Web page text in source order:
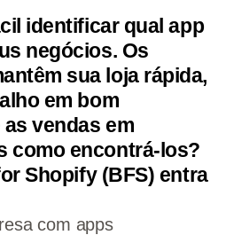
identificar qual app
negócios. Os
sua loja rápida,
em bom
vendas em
como encontrá-los?
Shopify (BFS) entra
com apps